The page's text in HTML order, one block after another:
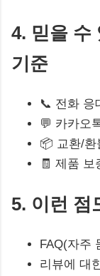
4. 믿을 수
기준
📞 전화 응
💬 카카오
📦 교환/환
🧾 제품
5. 이런 점
FAQ(자주
리뷰에 대